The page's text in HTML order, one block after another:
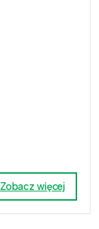
Zobacz więcej